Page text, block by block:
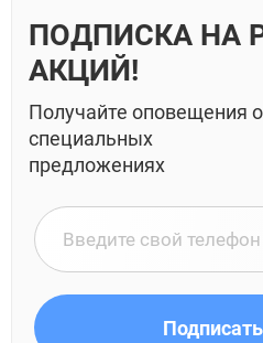
ПОДПИСКА НА
АКЦИЙ!
Получайте оповещения
специальных
предложениях